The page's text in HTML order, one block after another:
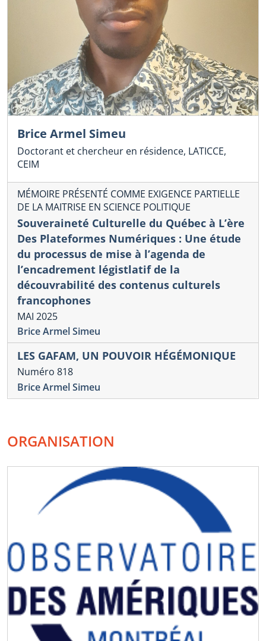
Brice Armel Simeu
Doctorant et chercheur en résidence, LATICCE,
CEIM
MÉMOIRE PRÉSENTÉ COMME EXIGENCE PARTIELLE
DE LA MAITRISE EN SCIENCE POLITIQUE
Souveraineté Culturelle du Québec à L’ère
Des Plateformes Numériques : Une étude
du processus de mise à l’agenda de
l’encadrement légistlatif de la
découvrabilité des contenus culturels
francophones
MAI 2025
Brice Armel Simeu
LES GAFAM, UN POUVOIR HÉGÉMONIQUE
Numéro 818
Brice Armel Simeu
ORGANISATION